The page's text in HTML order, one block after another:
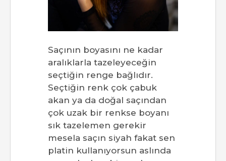
Saçının boyasını ne kadar
aralıklarla tazeleyeceğin
seçtiğin renge bağlıdır.
Seçtiğin renk çok çabuk
akan ya da doğal saçından
çok uzak bir renkse boyanı
sık tazelemen gerekir
mesela saçın siyah fakat sen
platin kullanıyorsun aslında